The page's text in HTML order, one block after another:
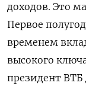
доходов. Это
Первое
временем
высокого
президент